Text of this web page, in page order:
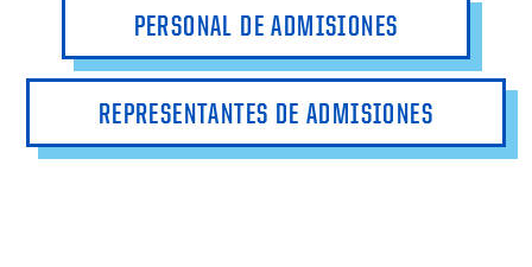
PERSONAL DE ADMISIONES
REPRESENTANTES DE ADMISIONES